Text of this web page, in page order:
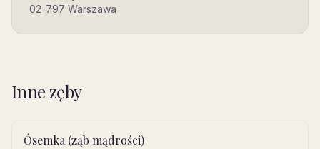
02-797 Warszawa
Inne zęby
Ósemka (ząb mądrości)